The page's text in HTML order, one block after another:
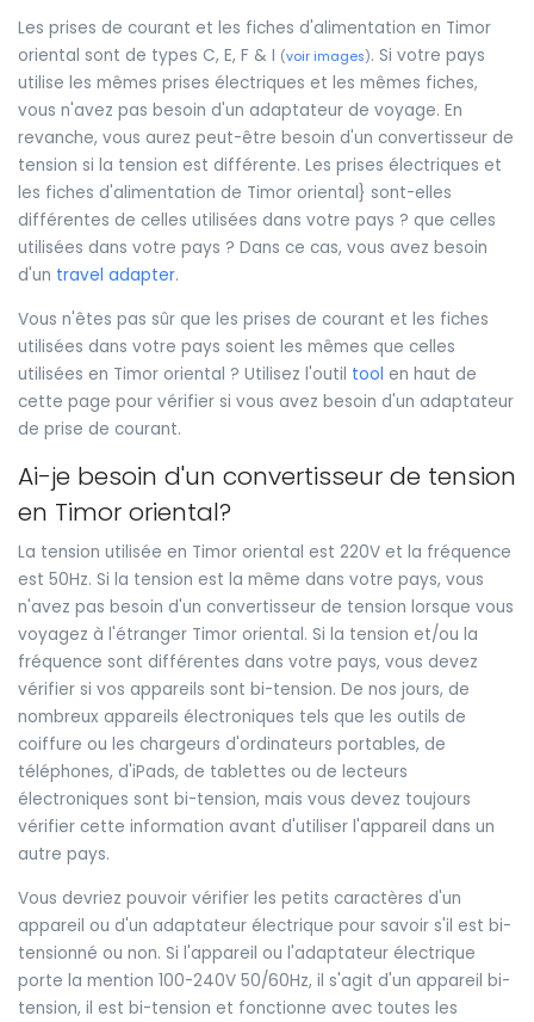
Les prises de courant et les fiches d'alimentation en Timor
oriental sont de types C, E, F & I (voir images). Si votre pays
utilise les mêmes prises électriques et les mêmes fiches,
vous n'avez pas besoin d'un adaptateur de voyage. En
revanche, vous aurez peut-être besoin d'un convertisseur de
tension si la tension est différente. Les prises électriques et
les fiches d'alimentation de Timor oriental} sont-elles
différentes de celles utilisées dans votre pays ? que celles
utilisées dans votre pays ? Dans ce cas, vous avez besoin
d'un travel adapter.
Vous n'êtes pas sûr que les prises de courant et les fiches
utilisées dans votre pays soient les mêmes que celles
utilisées en Timor oriental ? Utilisez l'outil tool en haut de
cette page pour vérifier si vous avez besoin d'un adaptateur
de prise de courant.
Ai-je besoin d'un convertisseur de tension
en Timor oriental?
La tension utilisée en Timor oriental est 220V et la fréquence
est 50Hz. Si la tension est la même dans votre pays, vous
n'avez pas besoin d'un convertisseur de tension lorsque vous
voyagez à l'étranger Timor oriental. Si la tension et/ou la
fréquence sont différentes dans votre pays, vous devez
vérifier si vos appareils sont bi-tension. De nos jours, de
nombreux appareils électroniques tels que les outils de
coiffure ou les chargeurs d'ordinateurs portables, de
téléphones, d'iPads, de tablettes ou de lecteurs
électroniques sont bi-tension, mais vous devez toujours
vérifier cette information avant d'utiliser l'appareil dans un
autre pays.
Vous devriez pouvoir vérifier les petits caractères d'un
appareil ou d'un adaptateur électrique pour savoir s'il est bi-
tensionné ou non. Si l'appareil ou l'adaptateur électrique
porte la mention 100-240V 50/60Hz, il s'agit d'un appareil bi-
tension, il est bi-tension et fonctionne avec toutes les